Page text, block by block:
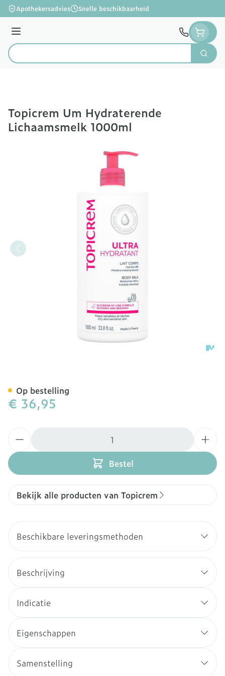
Ga naar de inhoud
Apothekersadvies Snelle beschikbaarheid
Menu
Product, merk, categorie...
Zoek
Topicrem Um Hydraterende
Lichaamsmelk 1000ml
€ 36,95
Bestel
Op bestelling
Bekijk alle producten van Topicrem
Beschikbare leveringsmethoden
Beschrijving
Indicatie
Eigenschappen
Samenstelling